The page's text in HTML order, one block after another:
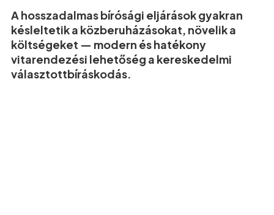
A hosszadalmas bírósági eljárások gyakran
késleltetik a közberuházásokat, növelik a
költségeket — modern és hatékony
vitarendezési lehetőség a kereskedelmi
választottbíráskodás.